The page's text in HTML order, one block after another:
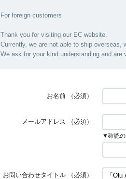
For foreign customers
Thank you for visiting our EC website.
Currently, we are not able to ship overseas,
We ask for your kind understanding and are
お名前 （必須）
メールアドレス （必須）
▼確認の
お問い合わせタイトル （必須）